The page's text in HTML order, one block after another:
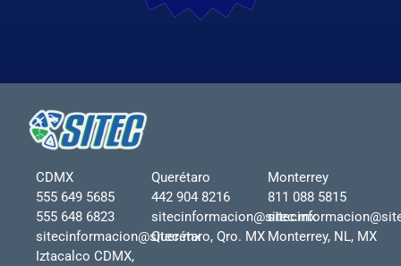
CDMX
555 649 5685
555 648 6823
sitecinformacion@sitec.mx
Iztacalco CDMX,
Querétaro
442 904 8216
sitecinformacion@sitec.mx
Querétaro, Qro. MX
Monterrey
811 088 5815
Monterrey, NL, MX